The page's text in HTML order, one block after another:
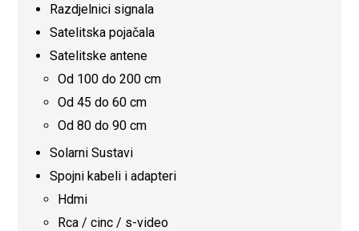
Razdjelnici signala
Satelitska pojačala
Satelitske antene
Od 100 do 200 cm
Od 45 do 60 cm
Od 80 do 90 cm
Solarni Sustavi
Spojni kabeli i adapteri
Hdmi
Rca / cinc / s-video